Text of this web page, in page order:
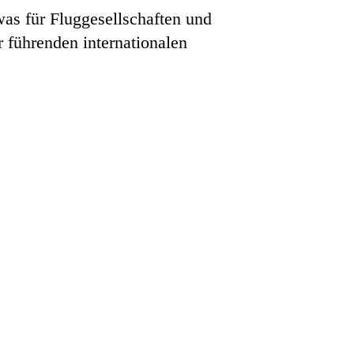
für Fluggesellschaften und
führenden internationalen